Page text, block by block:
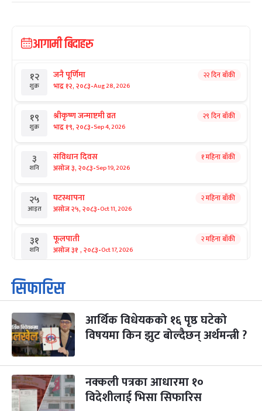
आगामी बिदाहरु
१२
शुक्र
जनै पूर्णिमा
भाद्र १२, २०८३-Aug 28, 2026
२२ दिन बाँकी
१९
शुक्र
श्रीकृष्ण जन्माष्टमी व्रत
भाद्र १९, २०८३-Sep 4, 2026
२९ दिन बाँकी
३
शनि
संविधान दिवस
असोज ३, २०८३-Sep 19, 2026
१ महिना बाँकी
२५
आइत
घटस्थापना
असोज २५, २०८३-Oct 11, 2026
२ महिना बाँकी
३१
शनि
फूलपाती
असोज ३१ , २०८३-Oct 17, 2026
२ महिना बाँकी
१
आइत
कार्तिक सङ्क्रान्ति
कार्तिक १, २०८३
३
मंगल
महानवमी
कार्तिक ३, २०८३-Oct 20, 2026
२ महिना बाँकी
४
बुध कार्तिक ४, २०८३ Oct 21, 2026
५ पापा‌ङ्कुशा एकादशी व्रत
सिफारिस
आर्थिक विधेयकको १६ पृष्ठ घटेको
विषयमा किन झुट बोल्दैछन् अर्थमन्त्री ?
नक्कली पत्रका आधारमा १०
विदेशीलाई भिसा सिफारिस